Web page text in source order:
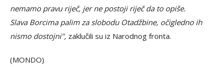
nemamo pravu riječ, jer ne postoji riječ da to opiše.
Slava Borcima palim za slobodu Otadžbine, očigledno ih
nismo dostojni", zaklučili su iz Narodnog fronta.
(MONDO)